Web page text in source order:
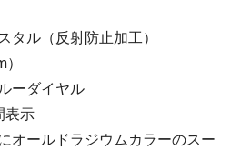
タル（反射防止加工）
ーダイヤル
表示
オールドラジウムカラーのスー